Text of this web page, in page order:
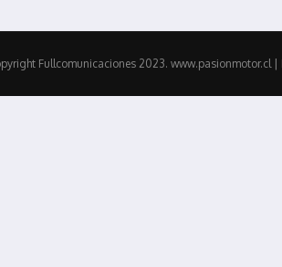
Fullcomunicaciones 2023. www.pasionmotor.cl